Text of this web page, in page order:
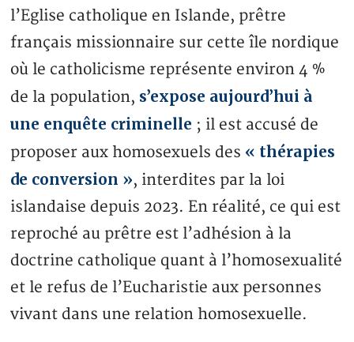
l’Eglise catholique en Islande, prêtre
français missionnaire sur cette île nordique
où le catholicisme représente environ 4 %
de la population, s’expose aujourd’hui à
une enquête criminelle ; il est accusé de
proposer aux homosexuels des « thérapies
de conversion », interdites par la loi
islandaise depuis 2023. En réalité, ce qui est
reproché au prêtre est l’adhésion à la
doctrine catholique quant à l’homosexualité
et le refus de l’Eucharistie aux personnes
vivant dans une relation homosexuelle.